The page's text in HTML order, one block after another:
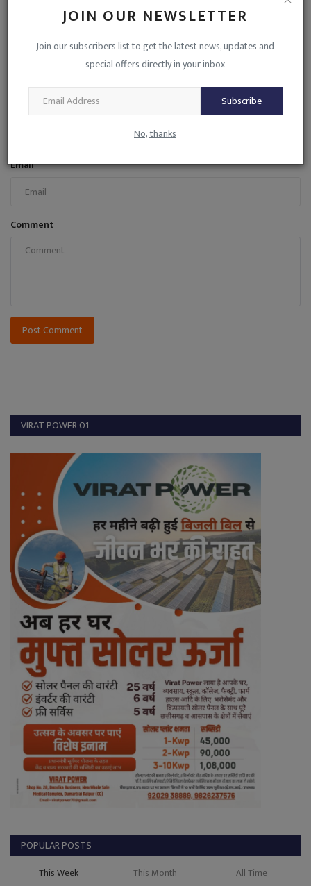
JOIN OUR NEWSLETTER
Join our subscribers list to get the latest news, updates and
special offers directly in your inbox
Subscribe
No, thanks
Samsung जल्द करेगा अपना "सस्ता फ्लिप फोन" लांच, हो सकते...
Email
Comment
Post Comment
VIRAT POWER 01
POPULAR POSTS
This Week This Month All Time